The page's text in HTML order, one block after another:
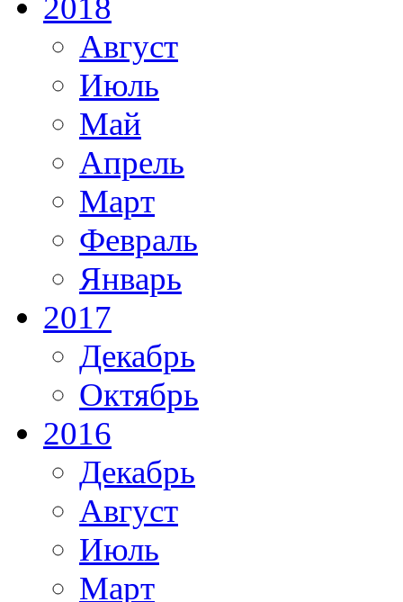
2018
Август
Июль
Май
Апрель
Март
Февраль
Январь
2017
Декабрь
Октябрь
2016
Декабрь
Август
Июль
Март